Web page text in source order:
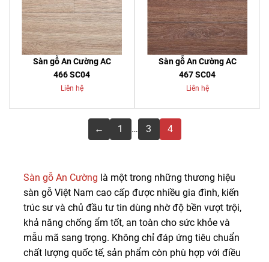
Sàn gỗ An Cường AC
466 SC04
Liên hệ
Sàn gỗ An Cường AC
467 SC04
Liên hệ
← 1 … 3 4
Sàn gỗ An Cường là một trong những thương hiệu
sàn gỗ Việt Nam cao cấp được nhiều gia đình, kiến
trúc sư và chủ đầu tư tin dùng nhờ độ bền vượt trội,
khả năng chống ẩm tốt, an toàn cho sức khỏe và
mẫu mã sang trọng. Không chỉ đáp ứng tiêu chuẩn
chất lượng quốc tế, sản phẩm còn phù hợp với điều